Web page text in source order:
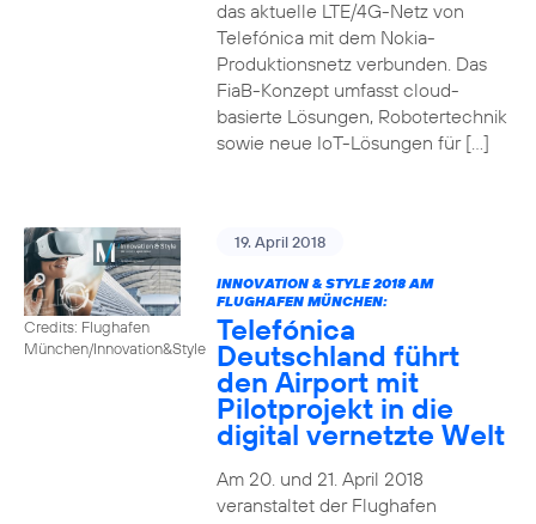
das aktuelle LTE/4G-Netz von
Telefónica mit dem Nokia-
Produktionsnetz verbunden. Das
FiaB-Konzept umfasst cloud-
basierte Lösungen, Robotertechnik
sowie neue IoT-Lösungen für […]
Credits: Flughafen
München/Innovation&Style
19. April 2018
INNOVATION & STYLE 2018 AM
FLUGHAFEN MÜNCHEN:
Telefónica
Deutschland führt
den Airport mit
Pilotprojekt in die
digital vernetzte Welt
Am 20. und 21. April 2018
veranstaltet der Flughafen